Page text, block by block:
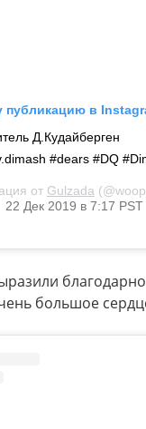
публикацию в
Д.Кудайберген
#dears #DQ
от Gulzada
22 Дек 2019 в 7:17 PST
большое